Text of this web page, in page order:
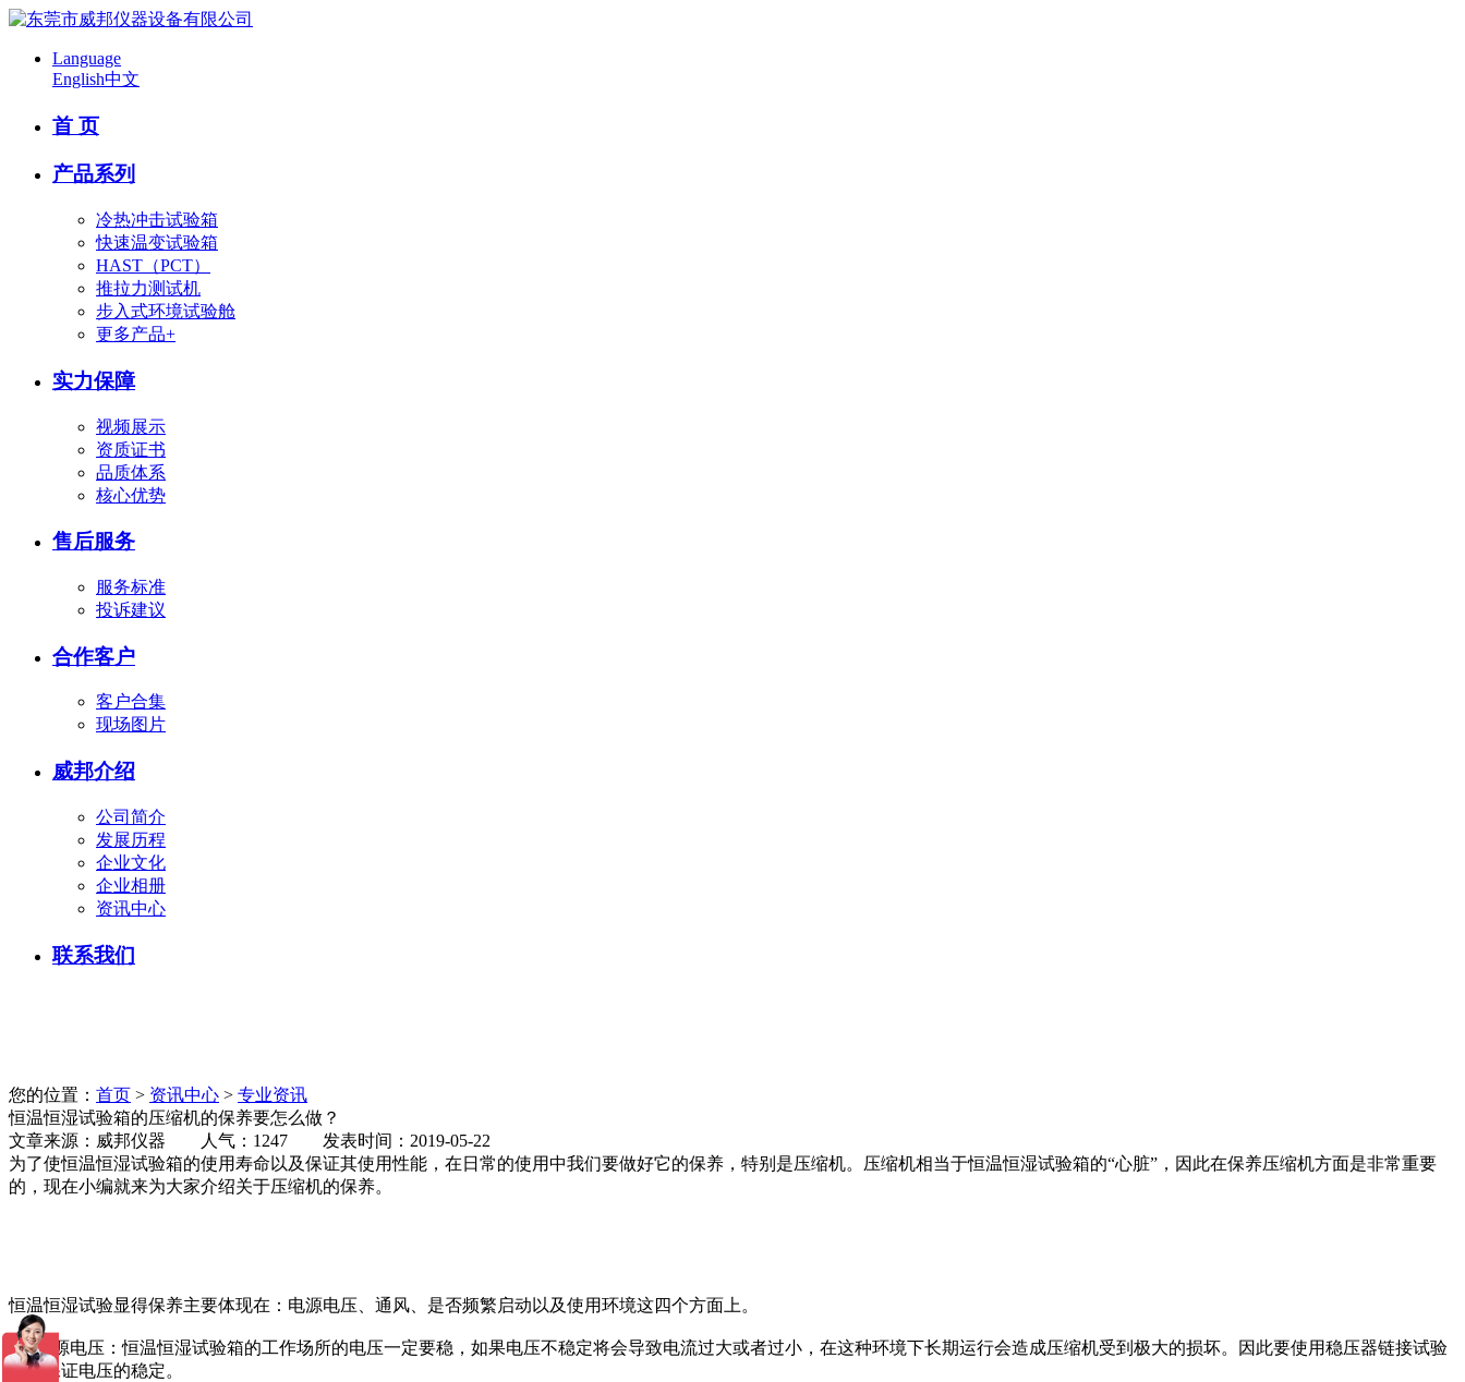
Language
English中文
首 页
产品系列
冷热冲击试验箱
快速温变试验箱
HAST（PCT）
推拉力测试机
步入式环境试验舱
更多产品+
实力保障
视频展示
资质证书
品质体系
核心优势
售后服务
服务标准
投诉建议
合作客户
客户合集
现场图片
威邦介绍
公司简介
发展历程
企业文化
企业相册
资讯中心
联系我们
您的位置： 首页 > 资讯中心 > 专业资讯
恒温恒湿试验箱的压缩机的保养要怎么做？
文章来源：威邦仪器 人气：1247 发表时间：2019-05-22
为了使恒温恒湿试验箱的使用寿命以及保证其使用性能，在日常的使用中我们要做好它的保养，特别是压缩机。压缩机相当于恒温恒湿试验箱的“心脏”，因此在保养压缩机方面是非常重要
的，现在小编就来为大家介绍关于压缩机的保养。
恒温恒湿试验显得保养主要体现在：电源电压、通风、是否频繁启动以及使用环境这四个方面上。
1、电源电压：恒温恒湿试验箱的工作场所的电压一定要稳，如果电压不稳定将会导致电流过大或者过小，在这种环境下长期运行会造成压缩机受到极大的损坏。因此要使用稳压器链接试验
箱，保证电压的稳定。